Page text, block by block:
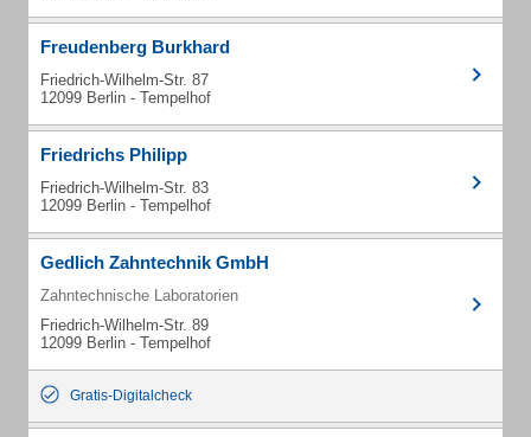
Freudenberg Burkhard
Friedrich-Wilhelm-Str. 87
12099 Berlin - Tempelhof
Friedrichs Philipp
Friedrich-Wilhelm-Str. 83
12099 Berlin - Tempelhof
Gedlich Zahntechnik GmbH
Zahntechnische Laboratorien
Friedrich-Wilhelm-Str. 89
12099 Berlin - Tempelhof
Gratis-Digitalcheck